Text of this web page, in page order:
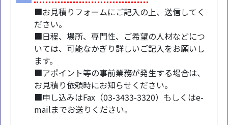
■お見積りフォームにご記入の上、送信してく
ださい。
■日程、場所、専門性、ご希望の人材などにつ
いては、可能なかぎり詳しいご記入をお願いし
ます。
■アポイント等の事前業務が発生する場合は、
お見積り依頼時にお知らせください。
■申し込みはFax（03-3433-3320）もしくはe-
mailまでお送りください。